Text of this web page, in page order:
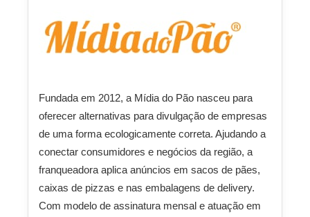
Fundada em 2012, a Mídia do Pão nasceu para
oferecer alternativas para divulgação de empresas
de uma forma ecologicamente correta. Ajudando a
conectar consumidores e negócios da região, a
franqueadora aplica anúncios em sacos de pães,
caixas de pizzas e nas embalagens de delivery.
Com modelo de assinatura mensal e atuação em